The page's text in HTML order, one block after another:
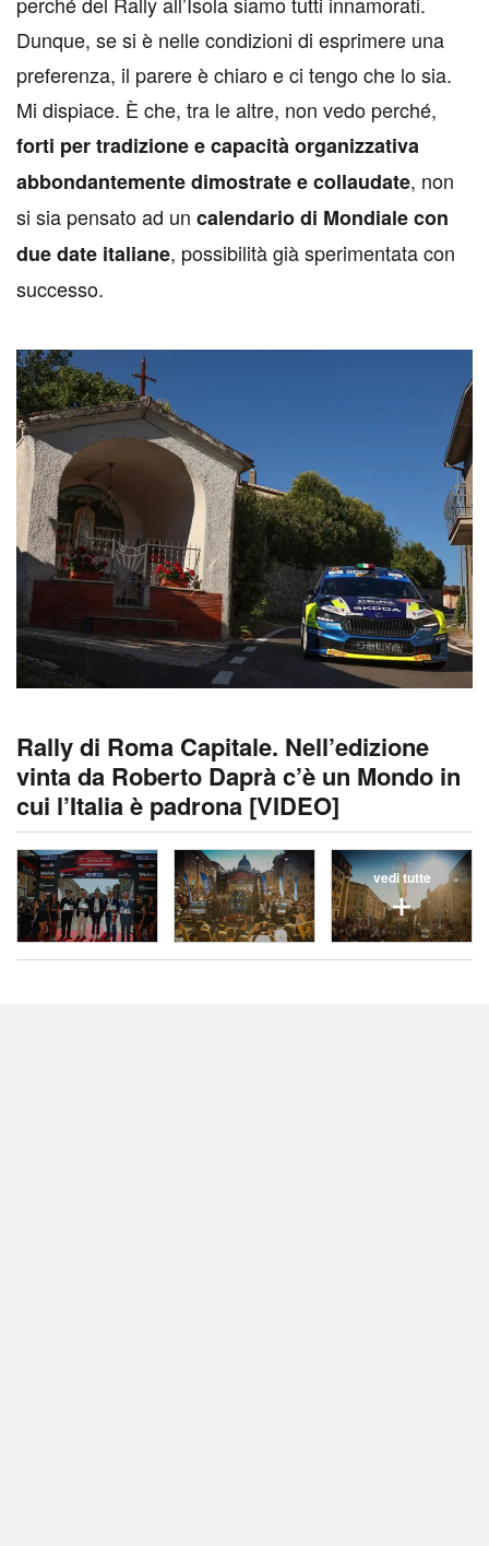
Dunque, se si è nelle condizioni di esprimere una
preferenza, il parere è chiaro e ci tengo che lo sia.
Mi dispiace. È che, tra le altre, non vedo perché,
forti per tradizione e capacità organizzativa
abbondantemente dimostrate e collaudate, non
si sia pensato ad un calendario di Mondiale con
due date italiane, possibilità già sperimentata con
successo.
Rally di Roma Capitale. Nell’edizione
vinta da Roberto Daprà c’è un Mondo in
cui l’Italia è padrona [VIDEO]
vedi tutte